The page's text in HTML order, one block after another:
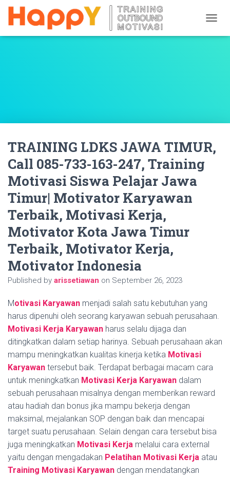
O
G
T
I
TRAINING LDKS JAWA TIMUR,
Call 085-733-163-247, Training
Motivasi Siswa Pelajar Jawa
Timur| Motivator Karyawan
Terbaik, Motivasi Kerja,
Motivator Kota Jawa Timur
Terbaik, Motivator Kerja,
Motivator Indonesia
Published by arissetiawan on September 26, 2023
Motivasi Karyawan menjadi salah satu kebutuhan yang
harus dipenuhi oleh seorang karyawan sebuah perusahaan.
Motivasi Kerja Karyawan harus selalu dijaga dan
ditingkatkan dalam setiap harinya. Sebuah perusahaan akan
mampu meningkatkan kualitas kinerja ketika Motivasi
Karyawan tersebut baik. Terdapat berbagai macam cara
untuk meningkatkan Motivasi Kerja Karyawan dalam
sebuah perusahaan misalnya dengan memberikan reward
atau hadiah dan bonus jika mampu bekerja dengan
maksimal, mejalankan SOP dengan baik dan mencapai
target suatu perusahaan. Selain dengan cara tersebut bisa
juga meningkatkan Motivasi Kerja melalui cara external
yaitu dengan mengadakan Pelatihan Motivasi Kerja atau
Training Motivasi Karyawan dengan mendatangkan